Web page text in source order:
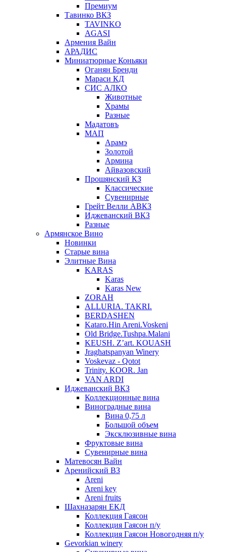
Премиум
Тавинко ВКЗ
TAVINKO
AGASI
Армения Вайн
АРАДИС
Миниатюрные Коньяки
Оганян Бренди
Мараси КД
СИС АЛКО
Животные
Храмы
Разные
Мадатовъ
МАП
Арамэ
Золотой
Армина
Айвазовский
Прошянский КЗ
Классические
Сувенирные
Грейт Велли АВКЗ
Иджеванский ВКЗ
Разные
Армянское Вино
Новинки
Старые вина
Элитные Вина
KARAS
Karas
Karas New
ZORAH
ALLURIA. TAKRI.
BERDASHEN
Kataro.Hin Areni.Voskeni
Old Bridge.Tushpa.Malani
KEUSH. Z’art. KOUASH
Jraghatspanyan Winery
Voskevaz - Qotot
Trinity. KOOR. Jan
VAN ARDI
Иджеванский ВКЗ
Коллекционные вина
Виноградные вина
Вина 0,75 л
Большой объем
Эксклюзивные вина
Фруктовые вина
Cувенирные вина
Матевосян Вайн
Аренийский ВЗ
Areni
Areni key
Areni fruits
Шахназарян ЕКД
Коллекция Гаясон
Коллекция Гаясон п/у
Коллекция Гаясон Новогодняя п/у
Gevorkian winery